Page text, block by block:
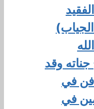
وقد
في
في